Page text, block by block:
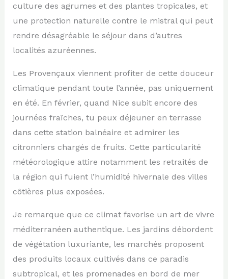
culture des agrumes et des plantes tropicales, et
une protection naturelle contre le mistral qui peut
rendre désagréable le séjour dans d’autres
localités azuréennes.
Les Provençaux viennent profiter de cette douceur
climatique pendant toute l’année, pas uniquement
en été. En février, quand Nice subit encore des
journées fraîches, tu peux déjeuner en terrasse
dans cette station balnéaire et admirer les
citronniers chargés de fruits. Cette particularité
météorologique attire notamment les retraités de
la région qui fuient l’humidité hivernale des villes
côtières plus exposées.
Je remarque que ce climat favorise un art de vivre
méditerranéen authentique. Les jardins débordent
de végétation luxuriante, les marchés proposent
des produits locaux cultivés dans ce paradis
subtropical, et les promenades en bord de mer